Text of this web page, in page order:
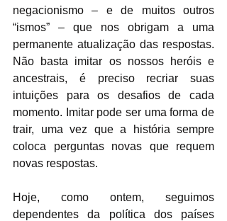
negacionismo – e de muitos outros
“ismos” – que nos obrigam a uma
permanente atualização das respostas.
Não basta imitar os nossos heróis e
ancestrais, é preciso recriar suas
intuições para os desafios de cada
momento. Imitar pode ser uma forma de
trair, uma vez que a história sempre
coloca perguntas novas que requem
novas respostas.
Hoje, como ontem, seguimos
dependentes da política dos países